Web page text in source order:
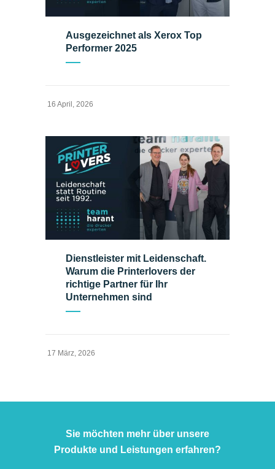
Ausgezeichnet als Xerox Top
Performer 2025
16 April, 2026
Dienstleister mit Leidenschaft.
Warum die Printerlovers der
richtige Partner für Ihr
Unternehmen sind
17 März, 2026
Sie möchten mehr über unsere
Produkte und Leistungen erfahren?